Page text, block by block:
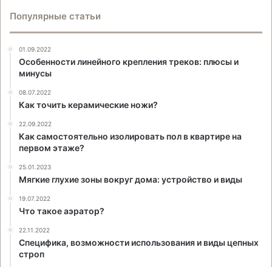
Популярные статьи
01.09.2022
Особенности линейного крепления треков: плюсы и
минусы
08.07.2022
Как точить керамические ножи?
22.09.2022
Как самостоятельно изолировать пол в квартире на
первом этаже?
25.01.2023
Мягкие глухие зоны вокруг дома: устройство и виды
19.07.2022
Что такое аэратор?
22.11.2022
Специфика, возможности использования и виды цепных
строп